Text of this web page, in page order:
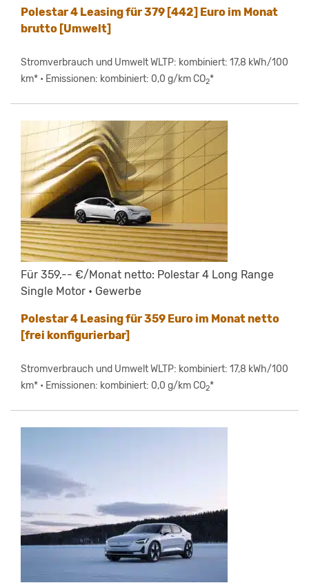
Polestar 4 Leasing für 379 [442] Euro im Monat
brutto [Umwelt]
Stromverbrauch und Umwelt WLTP: kombiniert: 17,8 kWh/100
km* • Emissionen: kombiniert: 0,0 g/km CO2*
Für 359,-- €/Monat netto: Polestar 4 Long Range
Single Motor • Gewerbe
Polestar 4 Leasing für 359 Euro im Monat netto
[frei konfigurierbar]
Stromverbrauch und Umwelt WLTP: kombiniert: 17,8 kWh/100
km* • Emissionen: kombiniert: 0,0 g/km CO2*